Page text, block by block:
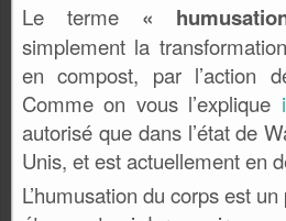
Le terme «
simplement la
en compost, par l’action
Comme on vous l’explique
autorisé que dans l’état de
Unis, et est actuellement en
L’humusation du corps est